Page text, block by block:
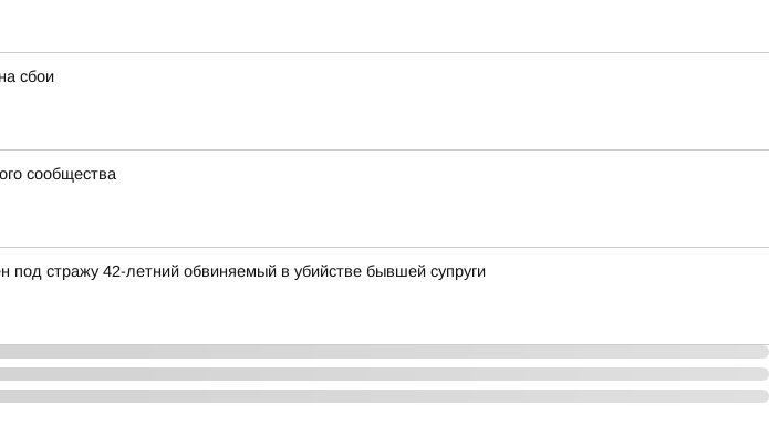
сбои
сообщества
под стражу 42-летний обвиняемый в убийстве бывшей супруги